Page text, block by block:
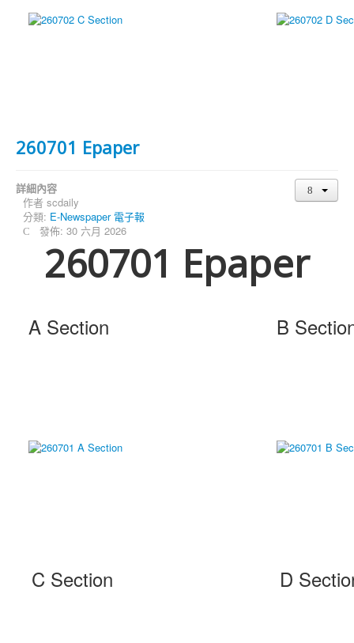
260701 Epaper
詳細內容
作者 scdaily
分類: E-Newspaper 電子報
發佈: 30 六月 2026
260701 Epaper
A Section B
C Section D